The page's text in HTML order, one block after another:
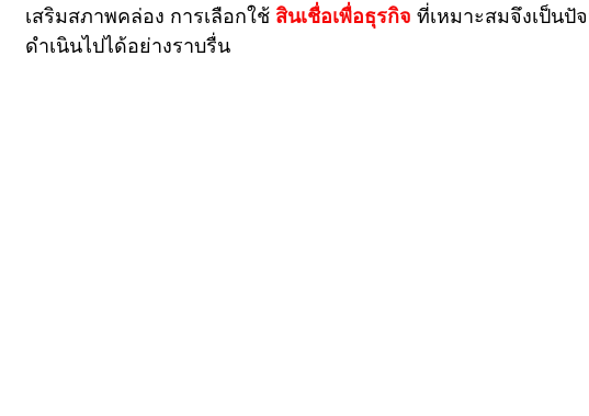
เสริมสภาพคล่อง การเลือกใช้ สินเชื่อเพื่อธุรกิจ ที่เหมาะสมจึงเป็น
ดำเนินไปได้อย่างราบรื่น